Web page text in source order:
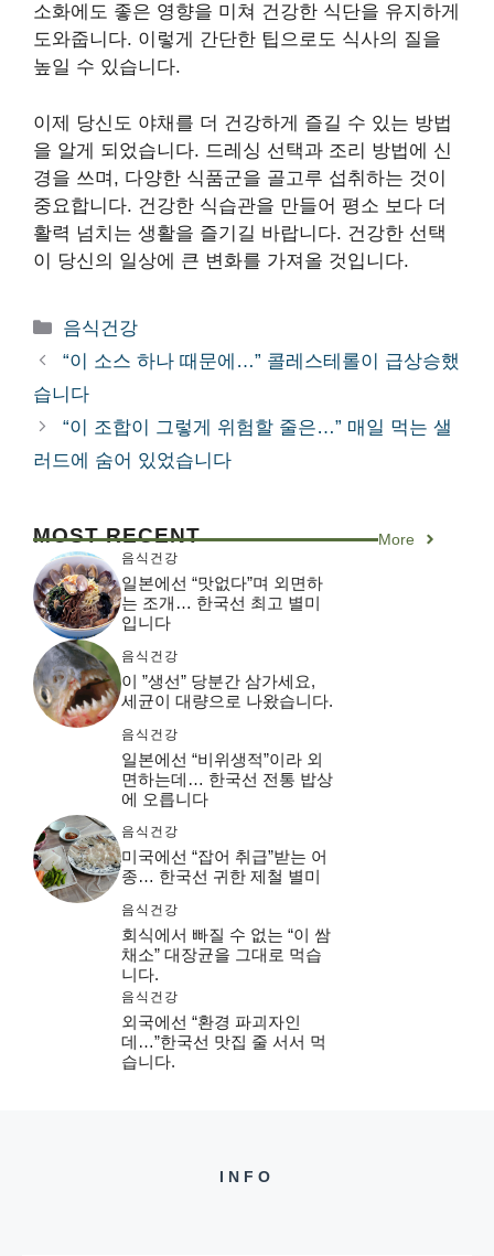
소화에도 좋은 영향을 미쳐 건강한 식단을 유지하게
도와줍니다. 이렇게 간단한 팁으로도 식사의 질을
높일 수 있습니다.
이제 당신도 야채를 더 건강하게 즐길 수 있는 방법
을 알게 되었습니다. 드레싱 선택과 조리 방법에 신
경을 쓰며, 다양한 식품군을 골고루 섭취하는 것이
중요합니다. 건강한 식습관을 만들어 평소 보다 더
활력 넘치는 생활을 즐기길 바랍니다. 건강한 선택
이 당신의 일상에 큰 변화를 가져올 것입니다.
카
테
리
음식건강
“이 소스 하나 때문에…” 콜레스테롤이 급상승했
습니다
“이 조합이 그렇게 위험할 줄은…” 매일 먹는 샐
러드에 숨어 있었습니다
MOST RECENT More
음식건강
일본에선 “맛없다”며 외면하
는 조개… 한국선 최고 별미
입니다
음식건강
이 ”생선” 당분간 삼가세요,
세균이 대량으로 나왔습니다.
음식건강
일본에선 “비위생적”이라 외
면하는데… 한국선 전통 밥상
에 오릅니다
음식건강
미국에선 “잡어 취급”받는 어
종… 한국선 귀한 제철 별미
음식건강
회식에서 빠질 수 없는 “이 쌈
채소” 대장균을 그대로 먹습
니다.
음식건강
외국에선 “환경 파괴자인
데…”한국선 맛집 줄 서서 먹
습니다.
INFO